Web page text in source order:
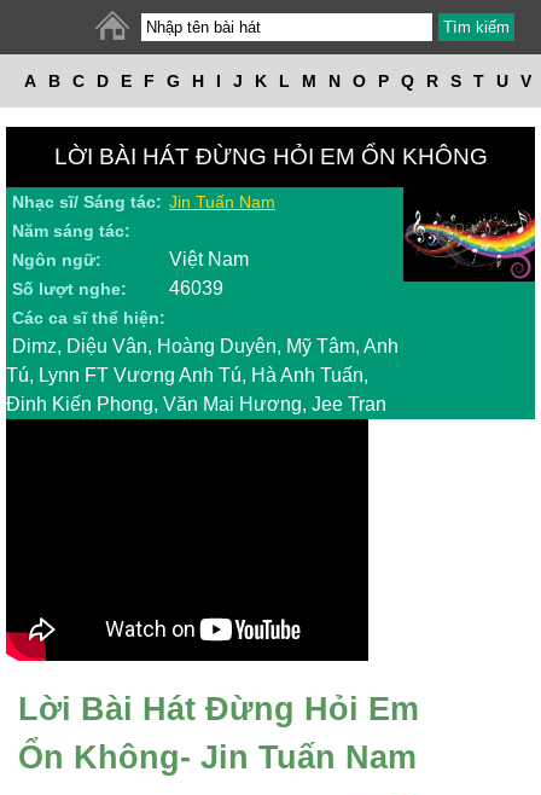
A B C D E F G H I J K L M N O P Q R S T U V
LỜI BÀI HÁT ĐỪNG HỎI EM ỔN KHÔNG
Nhạc sĩ/ Sáng tác: Jin Tuấn Nam
Năm sáng tác:
Ngôn ngữ:
Việt Nam
Số lượt nghe: 46039
Các ca sĩ thể hiện:
Dimz, Diệu Vân, Hoàng Duyên, Mỹ Tâm, Anh
Tú, Lynn FT Vương Anh Tú, Hà Anh Tuấn,
Đinh Kiến Phong, Văn Mai Hương, Jee Tran
Lời Bài Hát Đừng Hỏi Em
Ổn Không- Jin Tuấn Nam